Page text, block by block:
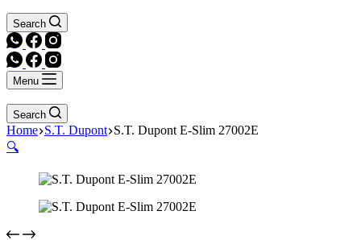
Search
Menu
Search
Home S.T. Dupont S.T. Dupont E-Slim 27002E
🔍